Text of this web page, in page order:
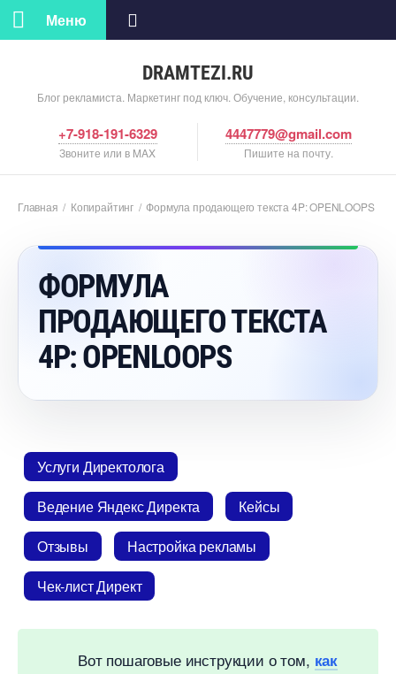
DRAMTEZI.RU
Блог рекламиста. Маркетинг под ключ. Обучение, консультации.
Меню
+7-918-191-6329
Звоните или в MAX
4447779@gmail.com
Пишите на почту.
Главная / Копирайтин /Формула продающего текста 4P: OPENLOOPS
ФОРМУЛА
ПРОДАЮЩЕГО ТЕКСТА
4P: OPENLOOPS
Услуги Директолога
едение Яндекс Директа
Кейсы
Отзывы
Настройка рекламы
Чек-лист Директ
от пошаговые инструкции о том, как